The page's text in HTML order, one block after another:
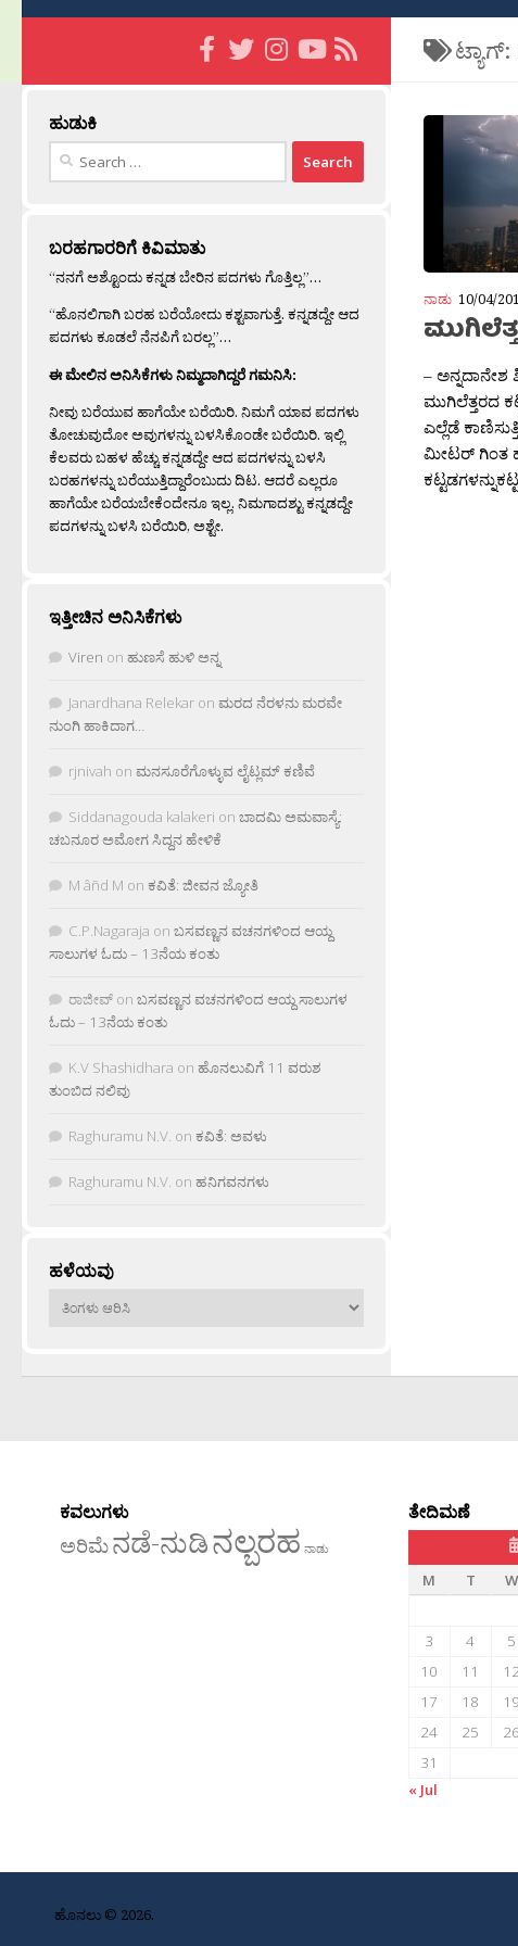
ಟ್ಯಾಗ್:
ನಾಡು 10/04/
– ಅನ್ನದಾನೇಶ
ಮುಗಿಲೆತ್ತರದ
ಎಲ್ಲೆಡೆ
ಮೀಟರ್ ಗಿಂತ
ಹುಡುಕಿ
Search
ಬರಹಗಾರರಿಗೆ ಕಿವಿಮಾತು
“ನನಗೆ ಅಶ್ಟೊಂದು ಕನ್ನಡ ಬೇರಿನ ಪದಗಳು ಗೊತ್ತಿಲ್ಲ”…
“ಹೊನಲಿಗಾಗಿ ಬರಹ ಬರೆಯೋದು ಕಶ್ಟವಾಗುತ್ತೆ. ಕನ್ನಡದ್ದೇ ಆದ
ಪದಗಳು ಕೂಡಲೆ ನೆನಪಿಗೆ ಬರಲ್ಲ”…
ಈ ಮೇಲಿನ ಅನಿಸಿಕೆಗಳು ನಿಮ್ಮದಾಗಿದ್ದರೆ ಗಮನಿಸಿ:
ನೀವು ಬರೆಯುವ ಹಾಗೆಯೇ ಬರೆಯಿರಿ. ನಿಮಗೆ ಯಾವ ಪದಗಳು
ತೋಚುವುದೋ ಅವುಗಳನ್ನು ಬಳಸಿಕೊಂಡೇ ಬರೆಯಿರಿ. ಇಲ್ಲಿ
ಕೆಲವರು ಬಹಳ ಹೆಚ್ಚು ಕನ್ನಡದ್ದೇ ಆದ ಪದಗಳನ್ನು ಬಳಸಿ
ಬರಹಗಳನ್ನು ಬರೆಯುತ್ತಿದ್ದಾರೆಂಬುದು ದಿಟ. ಆದರೆ ಎಲ್ಲರೂ
ಹಾಗೆಯೇ ಬರೆಯಬೇಕೆಂದೇನೂ ಇಲ್ಲ. ನಿಮಗಾದಶ್ಟು ಕನ್ನಡದ್ದೇ
ಪದಗಳನ್ನು ಬಳಸಿ ಬರೆಯಿರಿ, ಅಶ್ಟೇ.
ಇತ್ತೀಚಿನ ಅನಿಸಿಕೆಗಳು
Viren on ಹುಣಸೆ ಹುಳಿ ಅನ್ನ
Janardhana Relekar on ಮರದ ನೆರಳನು ಮರವೇ
ನುಂಗಿ ಹಾಕಿದಾಗ…
rjnivah on ಮನಸೂರೆಗೊಳ್ಳುವ ಲೈಟ್ಲಮ್ ಕಣಿವೆ
Siddanagouda kalakeri on ಬಾದಮಿ ಅಮವಾಸ್ಯೆ:
ಚಬನೂರ ಅಮೋಗ ಸಿದ್ದನ ಹೇಳಿಕೆ
M âñd M on ಕವಿತೆ: ಜೀವನ ಜ್ಯೋತಿ
C.P.Nagaraja on ಬಸವಣ್ಣನ ವಚನಗಳಿಂದ ಆಯ್ದ
ಸಾಲುಗಳ ಓದು – 13ನೆಯ ಕಂತು
ರಾಜೀವ್ on ಬಸವಣ್ಣನ ವಚನಗಳಿಂದ ಆಯ್ದ ಸಾಲುಗಳ
ಓದು – 13ನೆಯ ಕಂತು
K.V Shashidhara on ಹೊನಲುವಿಗೆ 11 ವರುಶ
ತುಂಬಿದ ನಲಿವು
Raghuramu N.V. on ಕವಿತೆ: ಅವಳು
Raghuramu N.V. on ಹನಿಗವನಗಳು
ಹಳೆಯವು
ಹಳೆಯವು
ಕವಲುಗಳು
ಅರಿಮೆನಡೆ-ನುಡಿನಲ್ಬರಹ ನಾಡು
ತೇದಿಮಣೆ
M
T W
3
4 5
10
11
17
18 19
24
25 26
31
« Jul
ಹೊನಲು © 2026.